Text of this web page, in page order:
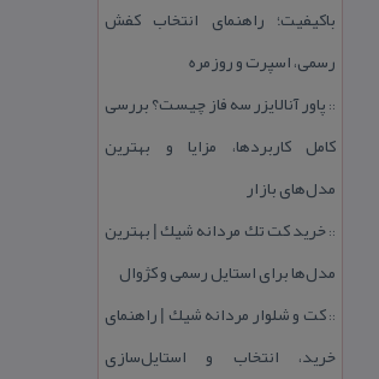
باكیفیت؛ راهنمای انتخاب كفش
رسمی، اسپرت و روزمره
:: پاور آنالایزر سه فاز چیست؟ بررسی
كامل كاربردها، مزایا و بهترین
مدل‌های بازار
::خرید كت تك مردانه شیك | بهترین
مدل‌ها برای استایل رسمی و كژوال
::كت و شلوار مردانه شیك | راهنمای
خرید، انتخاب و استایل‌سازی